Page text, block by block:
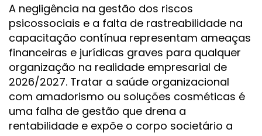
A negligência na gestão dos riscos
psicossociais e a falta de rastreabilidade na
capacitação contínua representam ameaças
financeiras e jurídicas graves para qualquer
organização na realidade empresarial de
2026/2027. Tratar a saúde organizacional
com amadorismo ou soluções cosméticas é
uma falha de gestão que drena a
rentabilidade e expõe o corpo societário a